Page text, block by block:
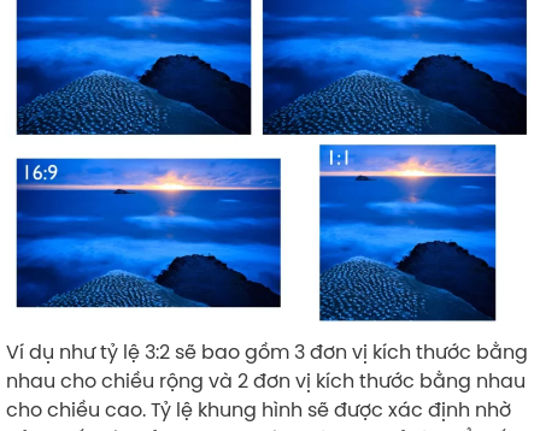
Ví dụ như tỷ lệ 3:2 sẽ bao gồm 3 đơn vị kích thước bằng
nhau cho chiều rộng và 2 đơn vị kích thước bằng nhau
cho chiều cao. Tỷ lệ khung hình sẽ được xác định nhờ